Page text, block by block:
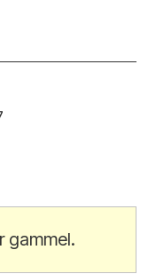
gammel.